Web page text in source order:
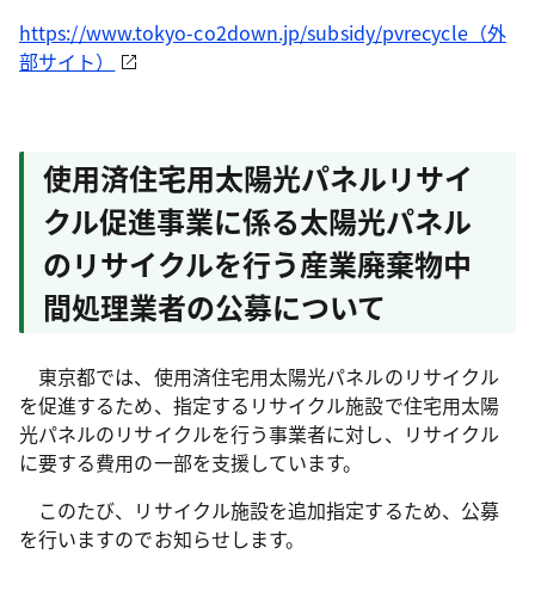
https://www.tokyo-co2down.jp/subsidy/pvrecycle（外
部サイト）
使用済住宅用太陽光パネルリサイ
クル促進事業に係る太陽光パネル
のリサイクルを行う産業廃棄物中
間処理業者の公募について
東京都では、使用済住宅用太陽光パネルのリサイクル
を促進するため、指定するリサイクル施設で住宅用太陽
光パネルのリサイクルを行う事業者に対し、リサイクル
に要する費用の一部を支援しています。
このたび、リサイクル施設を追加指定するため、公募
を行いますのでお知らせします。